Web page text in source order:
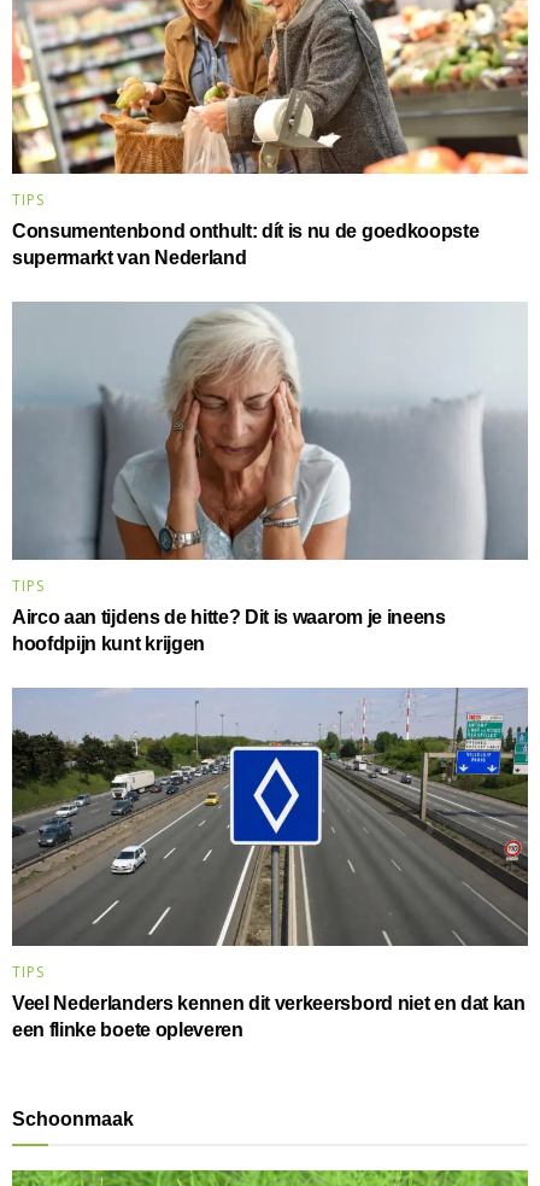
TIPS
Consumentenbond onthult: dít is nu de goedkoopste
supermarkt van Nederland
TIPS
Airco aan tijdens de hitte? Dit is waarom je ineens
hoofdpijn kunt krijgen
TIPS
Veel Nederlanders kennen dit verkeersbord niet en dat kan
een flinke boete opleveren
Schoonmaak